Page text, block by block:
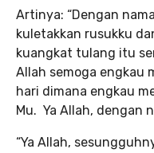
Artinya: “Dengan
kuletakkan rusukku
kuangkat tulang itu
Allah semoga engkau
hari dimana engkau
Mu. Ya Allah, dengan
“Ya Allah,